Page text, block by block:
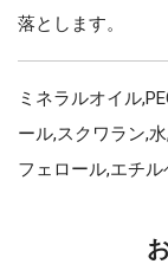
落とします。
ミネラルオイル
ール,スクワラン,
フェロール,エチ